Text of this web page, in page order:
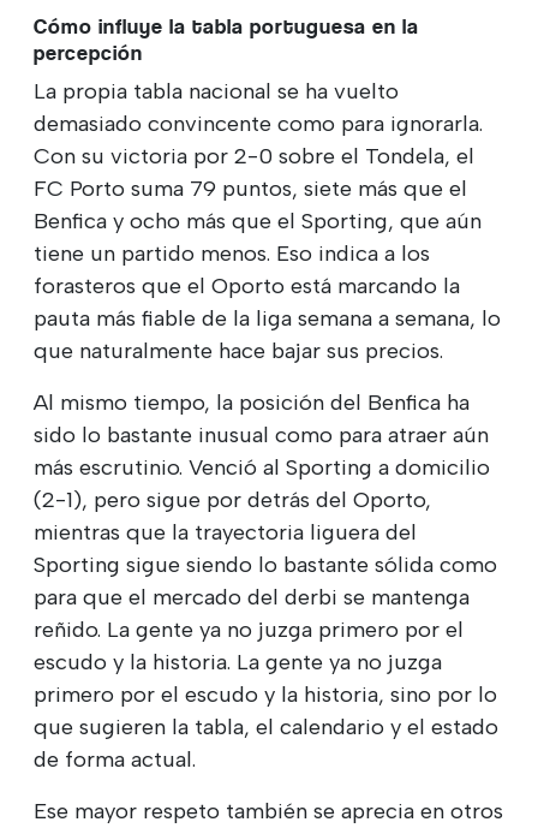
Cómo influye la tabla portuguesa en la
percepción
La propia tabla nacional se ha vuelto
demasiado convincente como para ignorarla.
Con su victoria por 2-0 sobre el Tondela, el
FC Porto suma 79 puntos, siete más que el
Benfica y ocho más que el Sporting, que aún
tiene un partido menos. Eso indica a los
forasteros que el Oporto está marcando la
pauta más fiable de la liga semana a semana, lo
que naturalmente hace bajar sus precios.
Al mismo tiempo, la posición del Benfica ha
sido lo bastante inusual como para atraer aún
más escrutinio. Venció al Sporting a domicilio
(2-1), pero sigue por detrás del Oporto,
mientras que la trayectoria liguera del
Sporting sigue siendo lo bastante sólida como
para que el mercado del derbi se mantenga
reñido. La gente ya no juzga primero por el
escudo y la historia. La gente ya no juzga
primero por el escudo y la historia, sino por lo
que sugieren la tabla, el calendario y el estado
de forma actual.
Ese mayor respeto también se aprecia en otros